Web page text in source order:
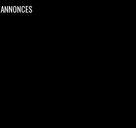
ANNONCES